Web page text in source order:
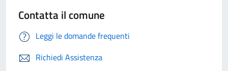
Contatta il comune
Leggi le domande frequenti
Richiedi Assistenza